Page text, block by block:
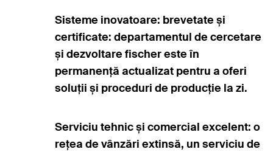
Sisteme inovatoare: brevetate și
certificate: departamentul de cercetare
și dezvoltare fischer este în
permanență actualizat pentru a oferi
soluții și proceduri de producție la zi.
Serviciu tehnic și comercial excelent: o
rețea de vânzări extinsă, un serviciu de